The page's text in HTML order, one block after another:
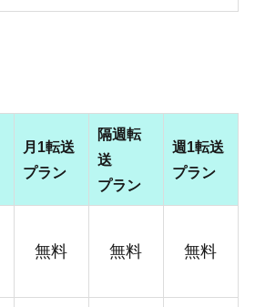
月1転送
プラン
隔週転
送
プラン
週1転送
プラン
無料 無料 無料